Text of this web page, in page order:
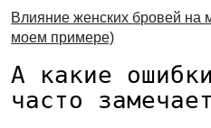
Влияние женских бровей
моем примере)
А какие
часто